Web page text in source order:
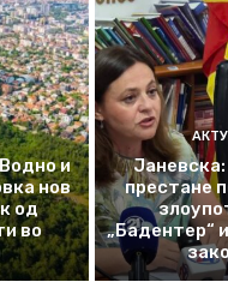
и
нов
од
во
престане
„Бадентер“